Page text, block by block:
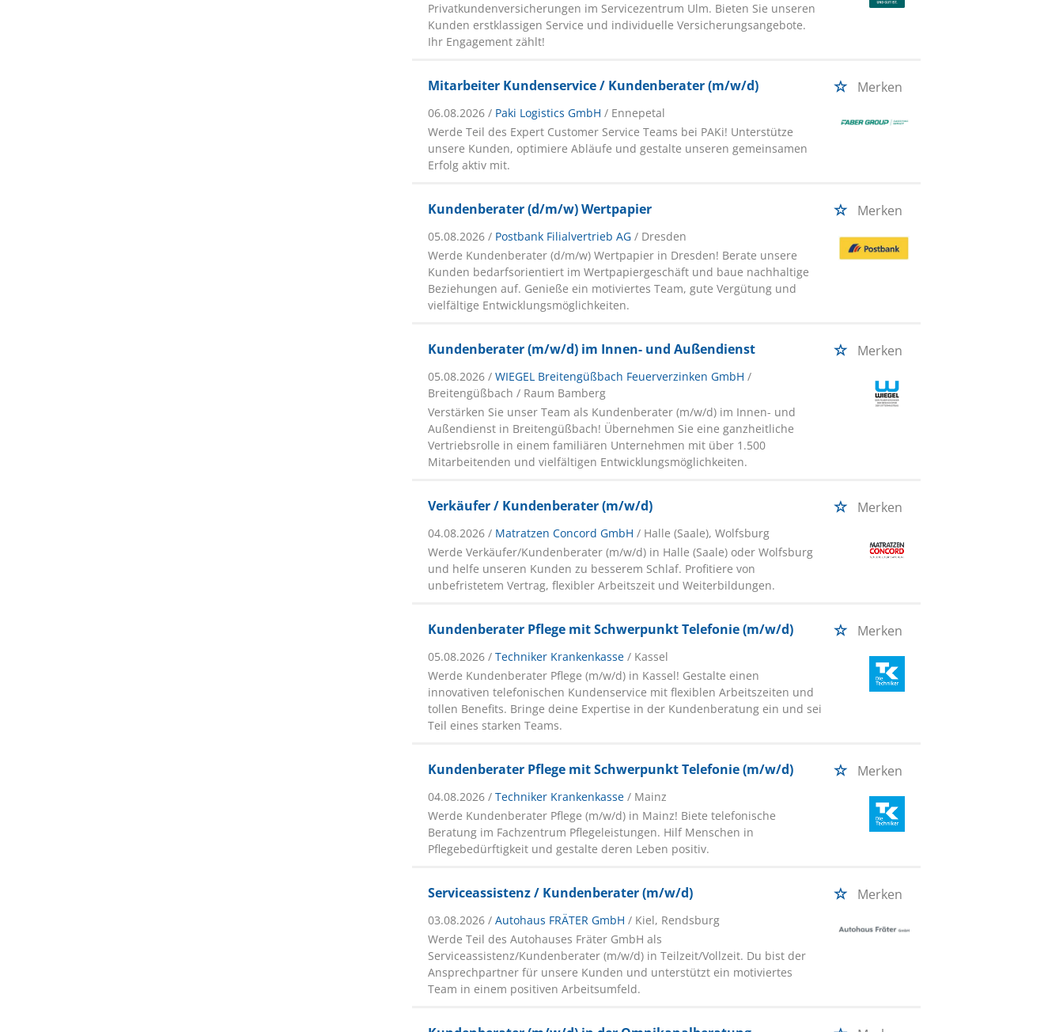
Privatkundenversicherungen im Servicezentrum Ulm. Bieten Sie unseren
Kunden erstklassigen Service und individuelle Versicherungsangebote.
Ihr Engagement zählt!
Mitarbeiter Kundenservice / Kundenberater (m/w/d) Merken
06.08.2026 / Paki Logistics GmbH / Ennepetal
Werde Teil des Expert Customer Service Teams bei PAKi! Unterstütze
unsere Kunden, optimiere Abläufe und gestalte unseren gemeinsamen
Erfolg aktiv mit.
Kundenberater (d/m/w) Wertpapier Merken
05.08.2026 / Postbank Filialvertrieb AG / Dresden
Werde Kundenberater (d/m/w) Wertpapier in Dresden! Berate unsere
Kunden bedarfsorientiert im Wertpapiergeschäft und baue nachhaltige
Beziehungen auf. Genieße ein motiviertes Team, gute Vergütung und
vielfältige Entwicklungsmöglichkeiten.
Kundenberater (m/w/d) im Innen- und Außendienst Merken
05.08.2026 /WIEGEL Breitengüßbach Feuerverzinken GmbH /
Breitengüßbach / Raum Bamberg
Verstärken Sie unser Team als Kundenberater (m/w/d) im Innen- und
Außendienst in Breitengüßbach! Übernehmen Sie eine ganzheitliche
Vertriebsrolle in einem familiären Unternehmen mit über 1.500
Mitarbeitenden und vielfältigen Entwicklungsmöglichkeiten.
Verkäufer / Kundenberater (m/w/d) Merken
04.08.2026 / Matratzen Concord GmbH / Halle (Saale), Wolfsburg
Werde Verkäufer/Kundenberater (m/w/d) in Halle (Saale) oder Wolfsburg
und helfe unseren Kunden zu besserem Schlaf. Profitiere von
unbefristetem Vertrag, flexibler Arbeitszeit und Weiterbildungen.
Kundenberater Pflege mit Schwerpunkt Telefonie (m/w/d) Merken
05.08.2026 /Techniker Krankenkasse / Kassel
Werde Kundenberater Pflege (m/w/d) in Kassel! Gestalte einen
innovativen telefonischen Kundenservice mit flexiblen Arbeitszeiten und
tollen Benefits. Bringe deine Expertise in der Kundenberatung ein und sei
Teil eines starken Teams.
Kundenberater Pflege mit Schwerpunkt Telefonie (m/w/d) Merken
04.08.2026 /Techniker Krankenkasse / Mainz
Werde Kundenberater Pflege (m/w/d) in Mainz! Biete telefonische
Beratung im Fachzentrum Pflegeleistungen. Hilf Menschen in
Pflegebedürftigkeit und gestalte deren Leben positiv.
Serviceassistenz / Kundenberater (m/w/d) Merken
03.08.2026 /Autohaus FRÄTER GmbH / Kiel, Rendsburg
Werde Teil des Autohauses Fräter GmbH als
Serviceassistenz/Kundenberater (m/w/d) in Teilzeit/Vollzeit. Du bist der
Ansprechpartner für unsere Kunden und unterstützt ein motiviertes
Team in einem positiven Arbeitsumfeld.